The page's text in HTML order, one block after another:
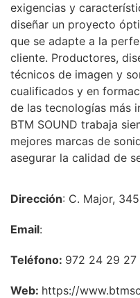
exigencias y
diseñar un proyecto
que se adapte a la
cliente. Productores,
técnicos de imagen y
cualificados y en
de las tecnologías más
BTM SOUND trabaja
mejores marcas de
asegurar la calidad de
Dirección: C. Major,
Email:
Teléfono: 972 24 29 27
Web: https://